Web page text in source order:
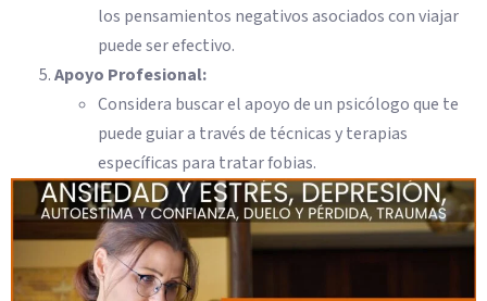
los pensamientos negativos asociados con viajar
puede ser efectivo.
Apoyo Profesional:
Considera buscar el apoyo de un psicólogo que te
puede guiar a través de técnicas y terapias
específicas para tratar fobias.